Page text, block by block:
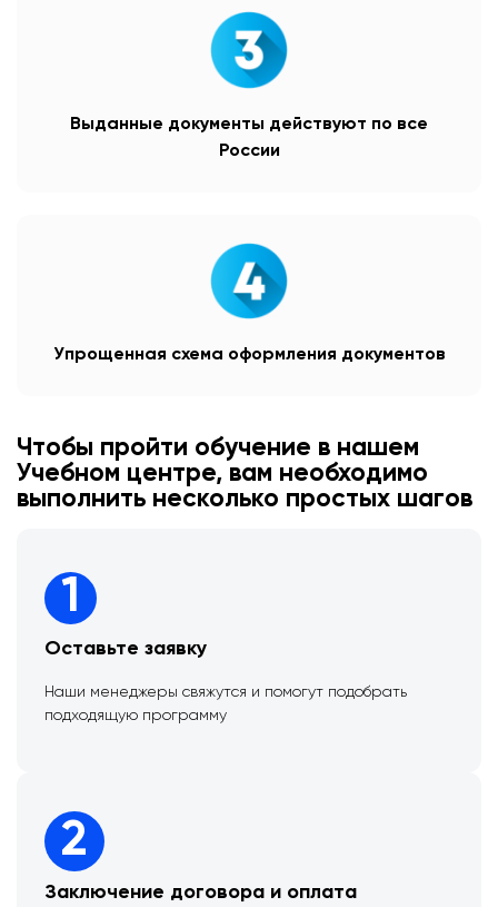
Выданные документы действуют по все
России
Упрощенная схема оформления документов
Чтобы пройти обучение в нашем
Учебном центре, вам необходимо
выполнить несколько простых шагов
1
Оставьте заявку
Наши менеджеры свяжутся и помогут подобрать
подходящую программу
2
Заключение договора и оплата